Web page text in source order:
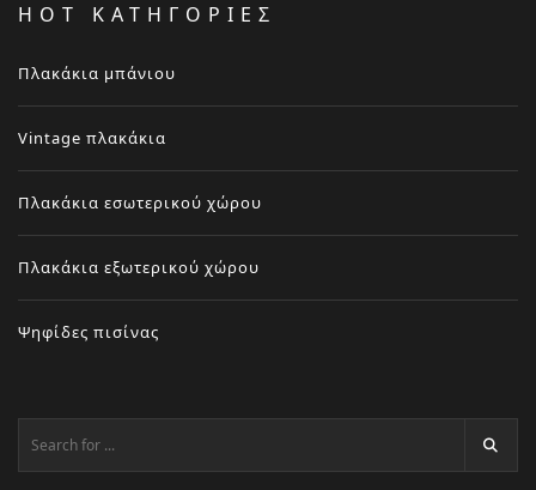
HOT ΚΑΤΗΓΟΡΙΕΣ
Πλακάκια μπάνιου
Vintage πλακάκια
Πλακάκια εσωτερικού χώρου
Πλακάκια εξωτερικού χώρου
Ψηφίδες πισίνας